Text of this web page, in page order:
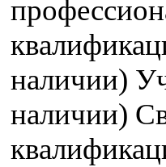
наличии)
наличии)